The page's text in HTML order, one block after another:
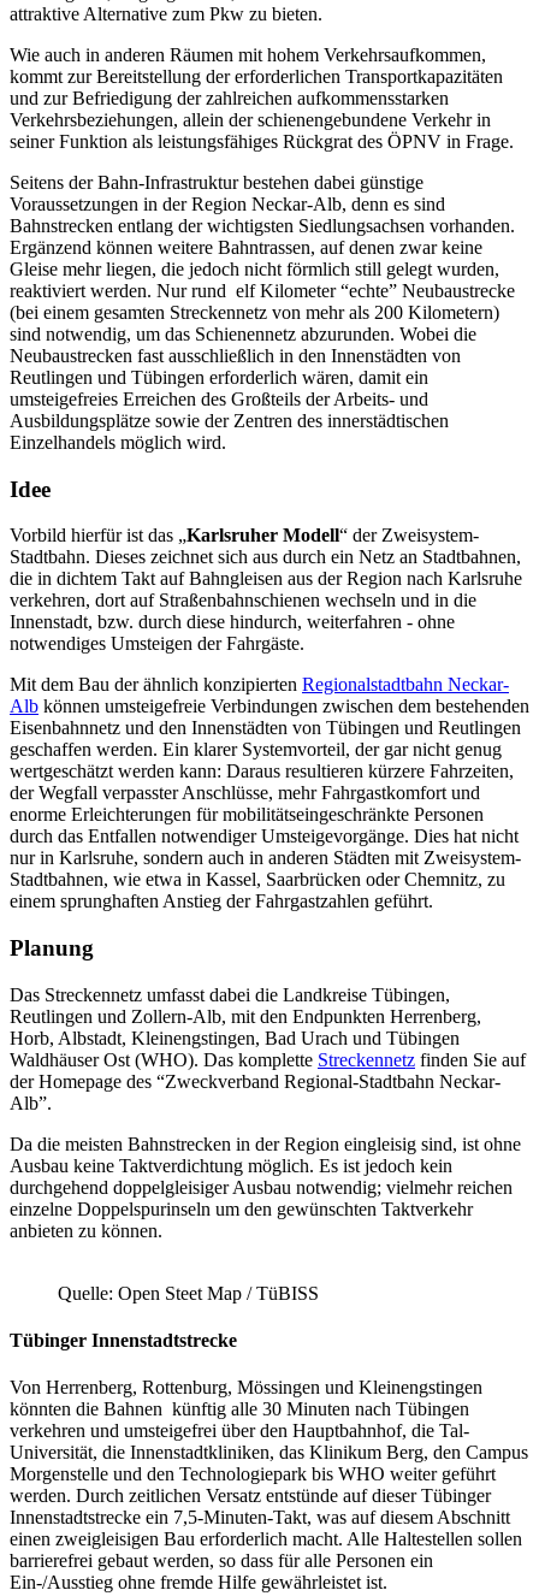
attraktive Alternative zum Pkw zu bieten.
Wie auch in anderen Räumen mit hohem Verkehrsaufkommen,
kommt zur Bereitstellung der erforderlichen Transportkapazitäten
und zur Befriedigung der zahlreichen aufkommensstarken
Verkehrsbeziehungen, allein der schienengebundene Verkehr in
seiner Funktion als leistungsfähiges Rückgrat des ÖPNV in Frage.
Seitens der Bahn-Infrastruktur bestehen dabei günstige
Voraussetzungen in der Region Neckar-Alb, denn es sind
Bahnstrecken entlang der wichtigsten Siedlungsachsen vorhanden.
Ergänzend können weitere Bahntrassen, auf denen zwar keine
Gleise mehr liegen, die jedoch nicht förmlich still gelegt wurden,
reaktiviert werden. Nur rund elf Kilometer “echte” Neubaustrecke
(bei einem gesamten Streckennetz von mehr als 200 Kilometern)
sind notwendig, um das Schienennetz abzurunden. Wobei die
Neubaustrecken fast ausschließlich in den Innenstädten von
Reutlingen und Tübingen erforderlich wären, damit ein
umsteigefreies Erreichen des Großteils der Arbeits- und
Ausbildungsplätze sowie der Zentren des innerstädtischen
Einzelhandels möglich wird.
Idee
Vorbild hierfür ist das „Karlsruher Modell“ der Zweisystem-
Stadtbahn. Dieses zeichnet sich aus durch ein Netz an Stadtbahnen,
die in dichtem Takt auf Bahngleisen aus der Region nach Karlsruhe
verkehren, dort auf Straßenbahnschienen wechseln und in die
Innenstadt, bzw. durch diese hindurch, weiterfahren - ohne
notwendiges Umsteigen der Fahrgäste.
Mit dem Bau der ähnlich konzipierten Regionalstadtbahn Neckar-
Alb können umsteigefreie Verbindungen zwischen dem bestehenden
Eisenbahnnetz und den Innenstädten von Tübingen und Reutlingen
geschaffen werden. Ein klarer Systemvorteil, der gar nicht genug
wertgeschätzt werden kann: Daraus resultieren kürzere Fahrzeiten,
der Wegfall verpasster Anschlüsse, mehr Fahrgastkomfort und
enorme Erleichterungen für mobilitätseingeschränkte Personen
durch das Entfallen notwendiger Umsteigevorgänge. Dies hat nicht
nur in Karlsruhe, sondern auch in anderen Städten mit Zweisystem-
Stadtbahnen, wie etwa in Kassel, Saarbrücken oder Chemnitz, zu
einem sprunghaften Anstieg der Fahrgastzahlen geführt.
Planung
Das Streckennetz umfasst dabei die Landkreise Tübingen,
Reutlingen und Zollern-Alb, mit den Endpunkten Herrenberg,
Horb, Albstadt, Kleinengstingen, Bad Urach und Tübingen
Waldhäuser Ost (WHO). Das komplette Streckennetz finden Sie auf
der Homepage des “Zweckverband Regional-Stadtbahn Neckar-
Alb”.
Da die meisten Bahnstrecken in der Region eingleisig sind, ist ohne
Ausbau keine Taktverdichtung möglich. Es ist jedoch kein
durchgehend doppelgleisiger Ausbau notwendig; vielmehr reichen
einzelne Doppelspurinseln um den gewünschten Taktverkehr
anbieten zu können.
Quelle: Open Steet Map / TüBISS
Tübinger Innenstadtstrecke
Von Herrenberg, Rottenburg, Mössingen und Kleinengstingen
könnten die Bahnen künftig alle 30 Minuten nach Tübingen
verkehren und umsteigefrei über den Hauptbahnhof, die Tal-
Universität, die Innenstadtkliniken, das Klinikum Berg, den Campus
Morgenstelle und den Technologiepark bis WHO weiter geführt
werden. Durch zeitlichen Versatz entstünde auf dieser Tübinger
Innenstadtstrecke ein 7,5-Minuten-Takt, was auf diesem Abschnitt
einen zweigleisigen Bau erforderlich macht. Alle Haltestellen sollen
barrierefrei gebaut werden, so dass für alle Personen ein
Ein-/Ausstieg ohne fremde Hilfe gewährleistet ist.